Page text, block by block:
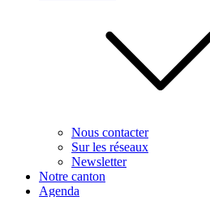
Nous contacter
Sur les réseaux
Newsletter
Notre canton
Agenda